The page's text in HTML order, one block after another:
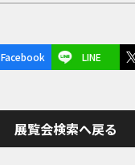
Facebook LINE
展覧会検索へ戻る